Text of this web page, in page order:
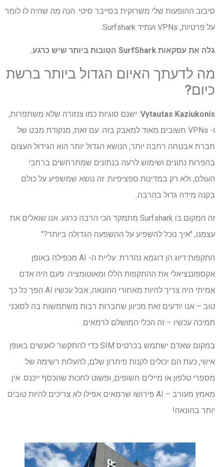
סיבוב ההופעות שלי משרוקית בסייבר סיטי. הנה מה שהיה לו לומר
על פרטיות, VPNs ועתיד Surfshark.
גלה את עסקאות SurfShark הטובות ביותר שיש כרגע.
מה לדעתך האיום הגדול ביותר ברשת
כיום?
Vytautas Kaziukonis: ישנם סוגיות כמו צנזורה שלא משתפרות,
ו- VPNs חשובים מאוד למאבק בזה. עם זאת, מנקודת מבט של
חברת אבטחה רחבה יותר, הנושא הגדול יותר הוא הגידול העצום
בהפרות נתונים ושימוש לרעה בנתונים שמתרחשים ברחבי
העולם, ולא רק במדינות ספציפיות. זה נושא שמשפיע על כולם
בקנה מידה גדול בהרבה.
זה המקום בו Surfshark מתמקד הכי הרבה כרגע. אנו שואלים את
עצמנו, "איך נוכל להשפיע על ההשפעה הגדולה ביותר?"
התקפות דיוג הן דוגמא נהדרת. עליית ה- AI מכפילה באופן
אקספוננציאלי את ההתקפות הללו ומאוטומציה. פעם היה אדם
אמיתי היה צריך להיות מאחורי ההונאה, אבל עכשיו AI הפך כל כך
טוב – אנו יודעים זאת מכיוון שחברות רבות משתמשות בה לסוכני
תמיכה עכשיו – זה הכלי המושלם לרמאים.
במקום שאדם ישתמש בכרטיס SIM כדי להתקשר לאנשים באופן
אישי, כעת הם יכולים לקנות פיתרון שלם, להעלות רשימה של
מספרי טלפון או מיילים חשופים, ופשוט לחכות שהכסף ייכנס. אין
מאמץ מעורב – AI פירושו שרמאים אפילו לא צריכים להיות טובים
יותר בהונאה!